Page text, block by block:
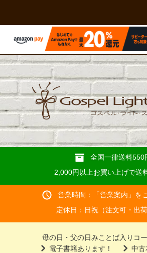
全国一律送料550
2,000円以上お買い上げで送
営業時間：「営業案内 」を
定休日：日祝（注文可・出荷
母の日・父の日みことば入りコ
電子書籍あります！
中古